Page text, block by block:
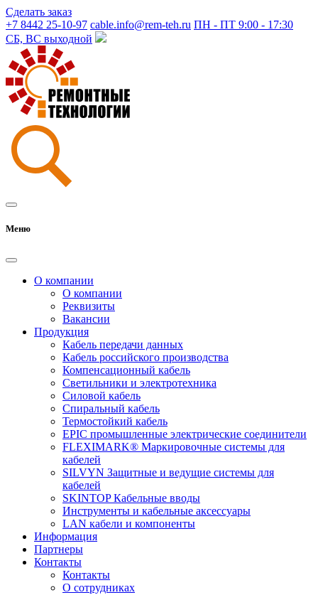
Сделать заказ
+7 8442 25-10-97 cable.info@rem-teh.ru ПН - ПТ 9:00 - 17:30
СБ, ВС выходной
Меню
О компании
О компании
Реквизиты
Вакансии
Продукция
Кабель передачи данных
Кабель российского производства
Компенсационный кабель
Светильники и электротехника
Силовой кабель
Спиральный кабель
Термостойкий кабель
EPIC промышленные электрические соединители
FLEXIMARK® Маркировочные системы для
кабелей
SILVYN Защитные и ведущие системы для
кабелей
SKINTOP Кабельные вводы
Инструменты и кабельные аксессуары
LAN кабели и компоненты
Информация
Партнеры
Контакты
Контакты
О сотрудниках